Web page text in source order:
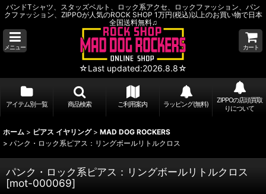
バンドTシャツ、スタッズベルト、ロック系アクセ、ロックファッション、パン
クファッション、ZIPPOが人気のROCK SHOP 1万円(税込)以上のお買い物で日本
全国送料無料♫
メニュー
☆Last updated:2026.8.8☆
カート
アイテム別一覧 商品検索 ご利用案内 ラッピング(無料)
ZIPPOの店頭買取
りについて
ホーム > ピアス イヤリング > MAD DOG ROCKERS
> パンク・ロック系ピアス：リングボールリトルクロス
パンク・ロック系ピアス：リングボールリトルクロス
[mot-000069]